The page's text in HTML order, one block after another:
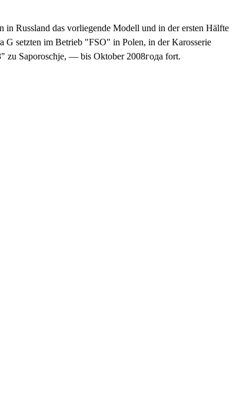
Russland das vorliegende Modell und in der ersten Hälfte
G setzten im Betrieb "FSO" in Polen, in der Karosserie
zu Saporoschje, — bis Oktober 2008года fort.